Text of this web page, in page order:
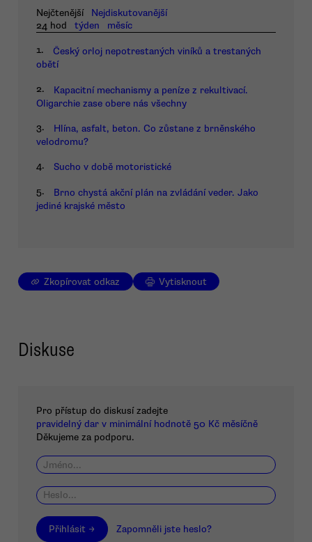
Nejčtenější
Nejdiskutovanější
24 hod
týden měsíc
1.
Český orloj nepotrestaných viníků a trestaných
obětí
2.
Kapacitní mechanismy a peníze z rekultivací.
Oligarchie zase obere nás všechny
3.
Hlína, asfalt, beton. Co zůstane z brněnského
velodromu?
4. Sucho v době motoristické
5.
Brno chystá akční plán na zvládání veder. Jako
jediné krajské město
Zkopírovat odkaz Vytisknout
Diskuse
Pro přístup do diskusí zadejte
pravidelný dar v minimální hodnotě 50 Kč měsíčně
Děkujeme za podporu.
Přihlásit → Zapomněli jste heslo?